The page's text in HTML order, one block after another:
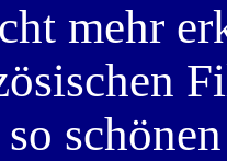
mehr